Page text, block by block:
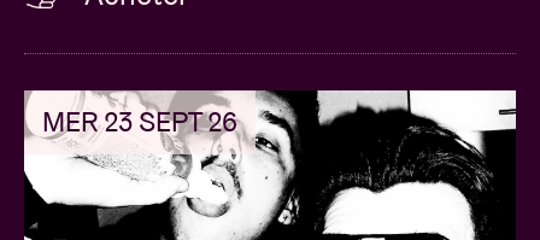
MER 23 SEPT 26